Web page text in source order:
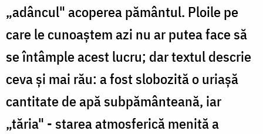
„adâncul" acoperea pământul. Ploile pe
care le cunoaştem azi nu ar putea face să
se întâmple acest lucru; dar textul descrie
ceva şi mai rău: a fost slobozită o uriaşă
cantitate de apă subpământeană, iar
„tăria" - starea atmosferică menită a